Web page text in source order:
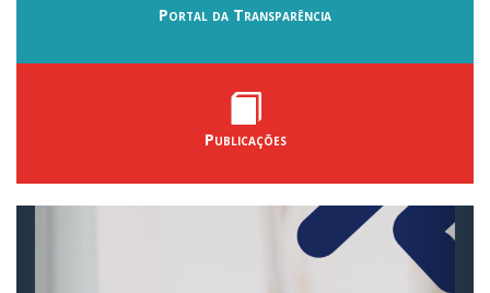
Portal da Transparência
Publicações